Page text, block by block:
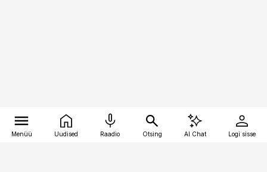
Menüü Uudised Raadio Otsing AI Chat Logi sisse